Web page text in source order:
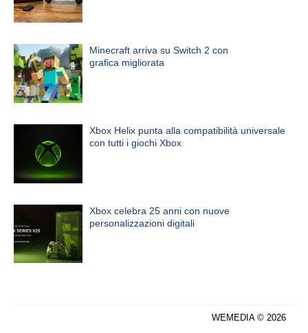
Minecraft arriva su Switch 2 con
grafica migliorata
Xbox Helix punta alla compatibilità universale
con tutti i giochi Xbox
Xbox celebra 25 anni con nuove
personalizzazioni digitali
WEMEDIA © 2026